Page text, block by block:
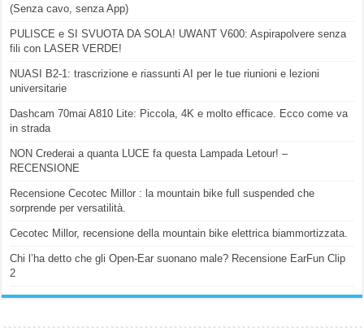
(Senza cavo, senza App)
PULISCE e SI SVUOTA DA SOLA! UWANT V600: Aspirapolvere senza
fili con LASER VERDE!
NUASI B2-1: trascrizione e riassunti AI per le tue riunioni e lezioni
universitarie
Dashcam 70mai A810 Lite: Piccola, 4K e molto efficace. Ecco come va
in strada
NON Crederai a quanta LUCE fa questa Lampada Letour! –
RECENSIONE
Recensione Cecotec Millor : la mountain bike full suspended che
sorprende per versatilità.
Cecotec Millor, recensione della mountain bike elettrica biammortizzata.
Chi l’ha detto che gli Open-Ear suonano male? Recensione EarFun Clip
2